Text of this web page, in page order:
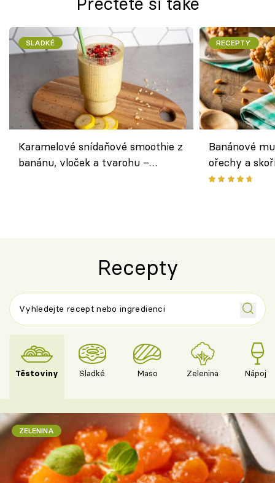
SLADKÉ
Karamelové snídaňové smoothie z
banánu, vloček a tvarohu –
RECEPTY
Banánové
ořechy a
Recepty
Těstoviny Sladké Maso Zelenina Nápoje
ZELENINA